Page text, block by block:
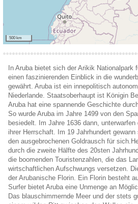
500 km
In Aruba bietet sich der Arikik Nationalpark
einen faszinierenden Einblick in die
gewährt. Aruba ist ein innepolitisch
Niederlande. Staatsoberhaupt ist Königin
Aruba hat eine spannende Geschichte
So wurde Aruba im Jahre 1499 von den
besiedelt. Im Jahre 1636 dann,
ihrer Herrschaft. Im 19 Jahrhundert
den ausgebrochenen Goldrausch für
durch die zweite Hälfte des 20sten
die boomenden Touristenzahlen, die das
wirtschaftlichen Aufschwungs versetzen.
der Arubanische Florin. Ein Florin besteht
Surfer bietet Aruba eine Unmenge an
Das blauschimmernde Meer und der stets